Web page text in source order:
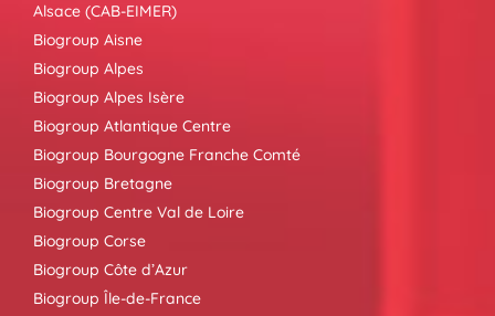
Alsace (CAB-EIMER)
Biogroup Aisne
Biogroup Alpes
Biogroup Alpes Isère
Biogroup Atlantique Centre
Biogroup Bourgogne Franche Comté
Biogroup Bretagne
Biogroup Centre Val de Loire
Biogroup Corse
Biogroup Côte d’Azur
Biogroup Île-de-France